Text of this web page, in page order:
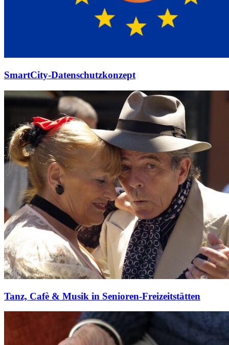
SmartCity-Datenschutzkonzept
Tanz, Cafè & Musik in Senioren-Freizeitstätten